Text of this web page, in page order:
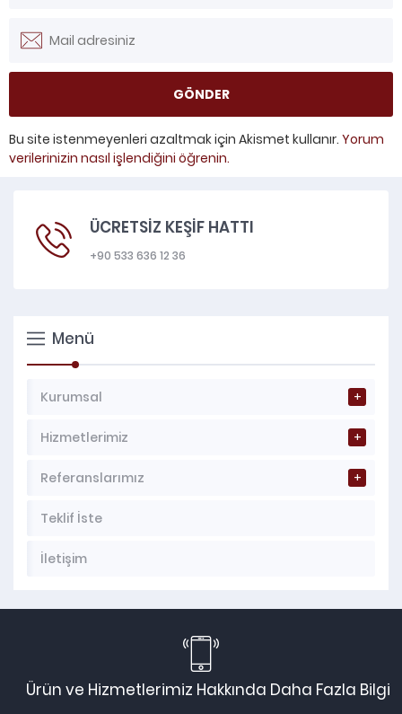
Bu site istenmeyenleri azaltmak için Akismet kullanır. Yorum
verilerinizin nasıl işlendiğini öğrenin.
ÜCRETSİZ KEŞİF HATTI
+90 533 636 12 36
Menü
Kurumsal
Hizmetlerimiz
Referanslarımız
Teklif İste
İletişim
Ürün ve Hizmetlerimiz Hakkında Daha Fazla Bilgi